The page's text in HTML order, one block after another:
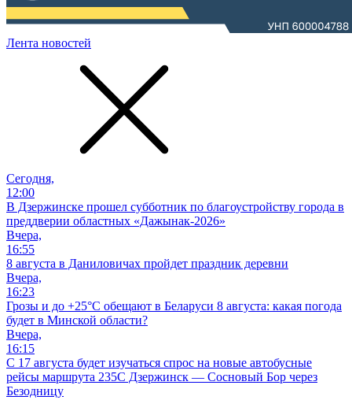
Лента новостей
Сегодня,
12:00
В Дзержинске прошел субботник по благоустройству города в
преддверии областных «Дажынак-2026»
Вчера,
16:55
8 августа в Даниловичах пройдет праздник деревни
Вчера,
16:23
Грозы и до +25°С обещают в Беларуси 8 августа: какая погода
будет в Минской области?
Вчера,
16:15
С 17 августа будет изучаться спрос на новые автобусные
рейсы маршрута 235С Дзержинск — Сосновый Бор через
Безодницу